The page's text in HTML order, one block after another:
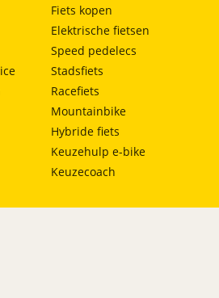
Fiets kopen
Elektrische fietsen
Speed pedelecs
Stadsfiets
Racefiets
Mountainbike
Hybride fiets
Keuzehulp e-bike
Keuzecoach